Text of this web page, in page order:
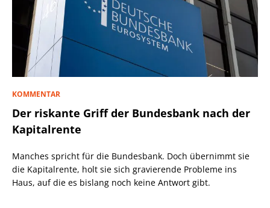
KOMMENTAR
Der riskante Griff der Bundesbank nach der
Kapitalrente
Manches spricht für die Bundesbank. Doch übernimmt sie
die Kapitalrente, holt sie sich gravierende Probleme ins
Haus, auf die es bislang noch keine Antwort gibt.